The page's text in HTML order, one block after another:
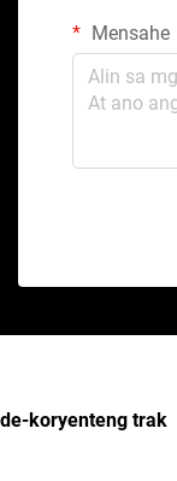
Mensahe
de-koryenteng trak